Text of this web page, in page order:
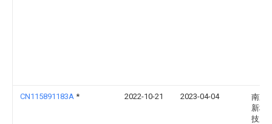
CN115891183A * 2022-10-21 2023-04-04
南京
新材
技股